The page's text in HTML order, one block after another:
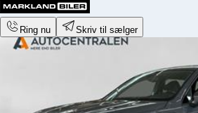
Ring nu Skriv til sælger